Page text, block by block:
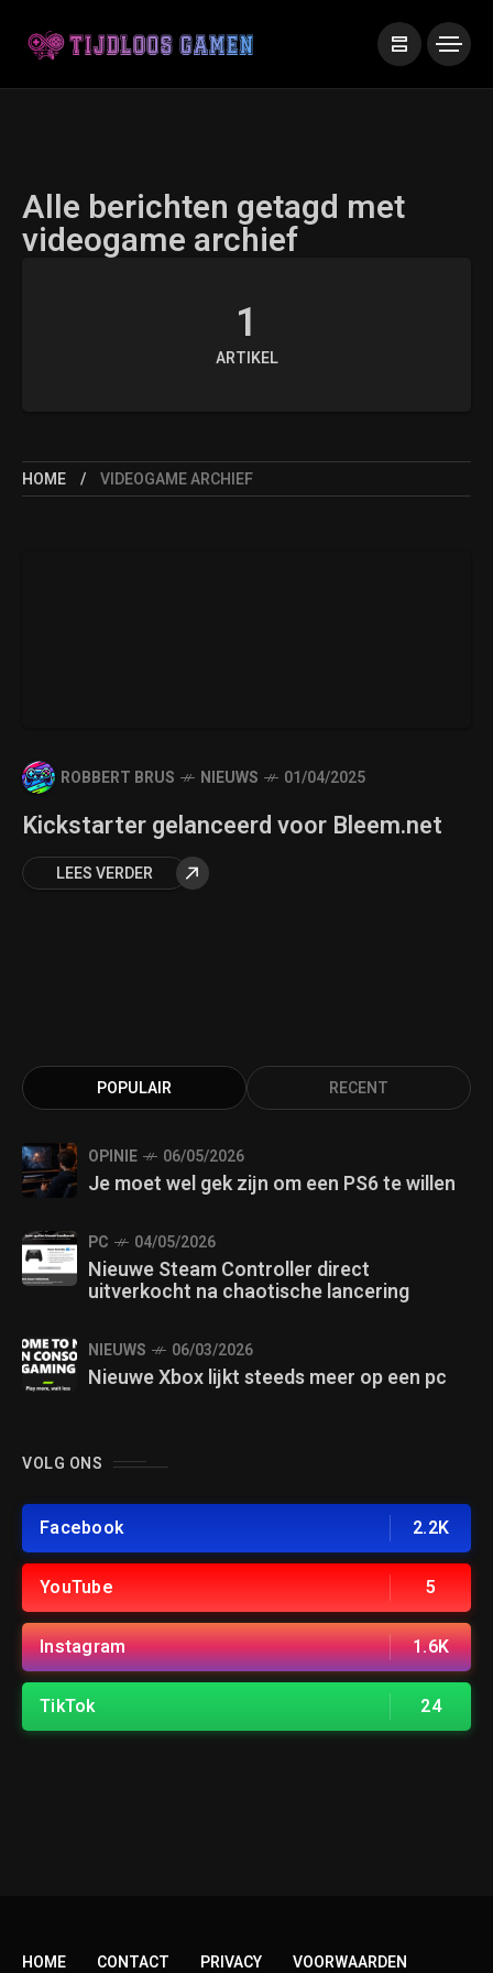
Alle berichten getagd met
videogame archief
1
ARTIKEL
HOME VIDEOGAME ARCHIEF
ROBBERT BRUS NIEUWS 01/04/2025
Kickstarter gelanceerd voor Bleem.net
LEES VERDER
POPULAIR RECENT
OPINIE 06/05/2026
Je moet wel gek zijn om een PS6 te willen
PC 04/05/2026
Nieuwe Steam Controller direct
uitverkocht na chaotische lancering
NIEUWS 06/03/2026
Nieuwe Xbox lijkt steeds meer op een pc
VOLG ONS
Facebook 2.2K
YouTube 5
Instagram 1.6K
TikTok 24
HOME CONTACT PRIVACY VOORWAARDEN